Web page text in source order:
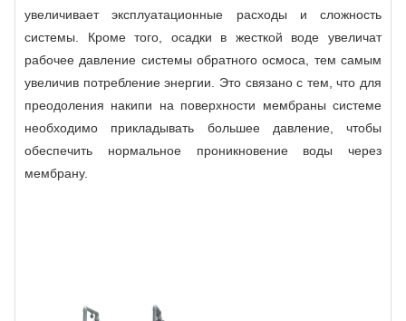
увеличивает эксплуатационные расходы и сложность
системы. Кроме того, осадки в жесткой воде увеличат
рабочее давление системы обратного осмоса, тем самым
увеличив потребление энергии. Это связано с тем, что для
преодоления накипи на поверхности мембраны системе
необходимо прикладывать большее давление, чтобы
обеспечить нормальное проникновение воды через
мембрану.